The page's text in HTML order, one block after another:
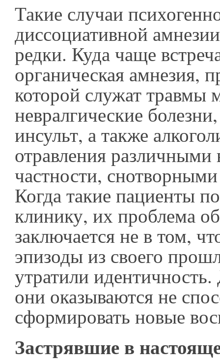
Такие случаи
диссоциативной
редки. Куда чаще
органическая амнезия,
которой служат травмы
невралгические
инсульт, а также
отравления различными
частности,
Когда такие пациенты
клинику, их проблема
заключается не в том,
эпизоды из своего
утратили
они оказываются не
сформировать новые
Застрявшие в